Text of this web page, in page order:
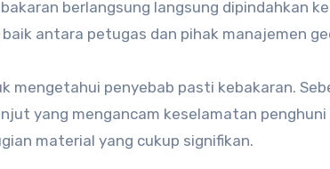
berlangsung langsung dipindahkan
antara petugas dan pihak manajemen
mengetahui penyebab pasti kebakaran.
yang mengancam keselamatan penghuni
material yang cukup signifikan.